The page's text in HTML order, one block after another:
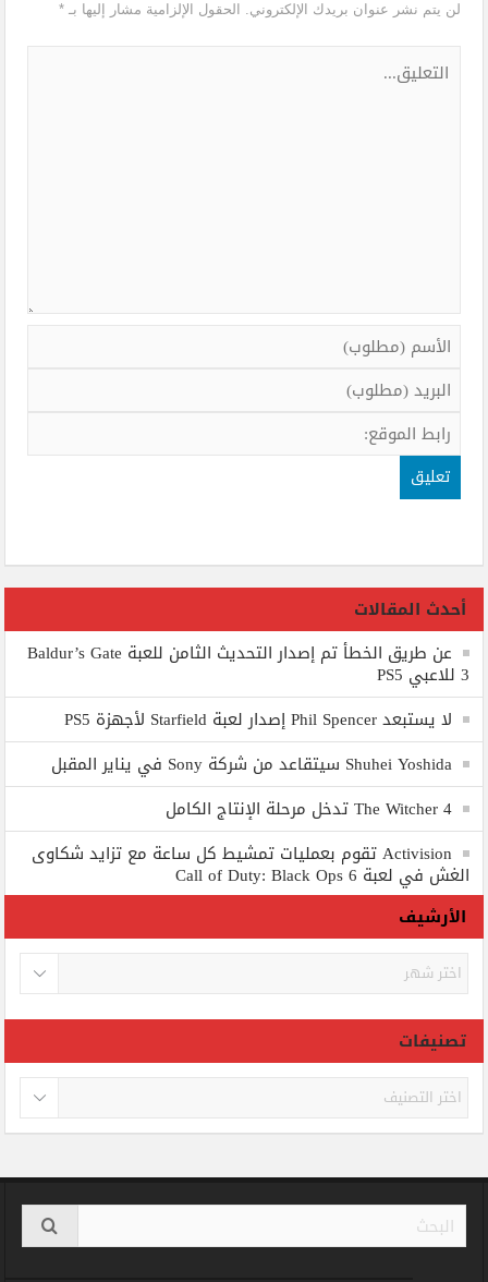
لن يتم نشر عنوان بريدك الإلكتروني. الحقول الإلزامية مشار إليها بـ*
أحدث المقالات
عن طريق الخطأ تم إصدار التحديث الثامن للعبة Baldur’s Gate
3 للاعبي PS5
لا يستبعد Phil Spencer إصدار لعبة Starfield لأجهزة PS5
Shuhei Yoshida سيتقاعد من شركة Sony في يناير المقبل
The Witcher 4 تدخل مرحلة الإنتاج الكامل
Activision تقوم بعمليات تمشيط كل ساعة مع تزايد شكاوى
الغش في لعبة Call of Duty: Black Ops 6
الأرشيف
الأرشيف
تصنيفات
تصنيفات